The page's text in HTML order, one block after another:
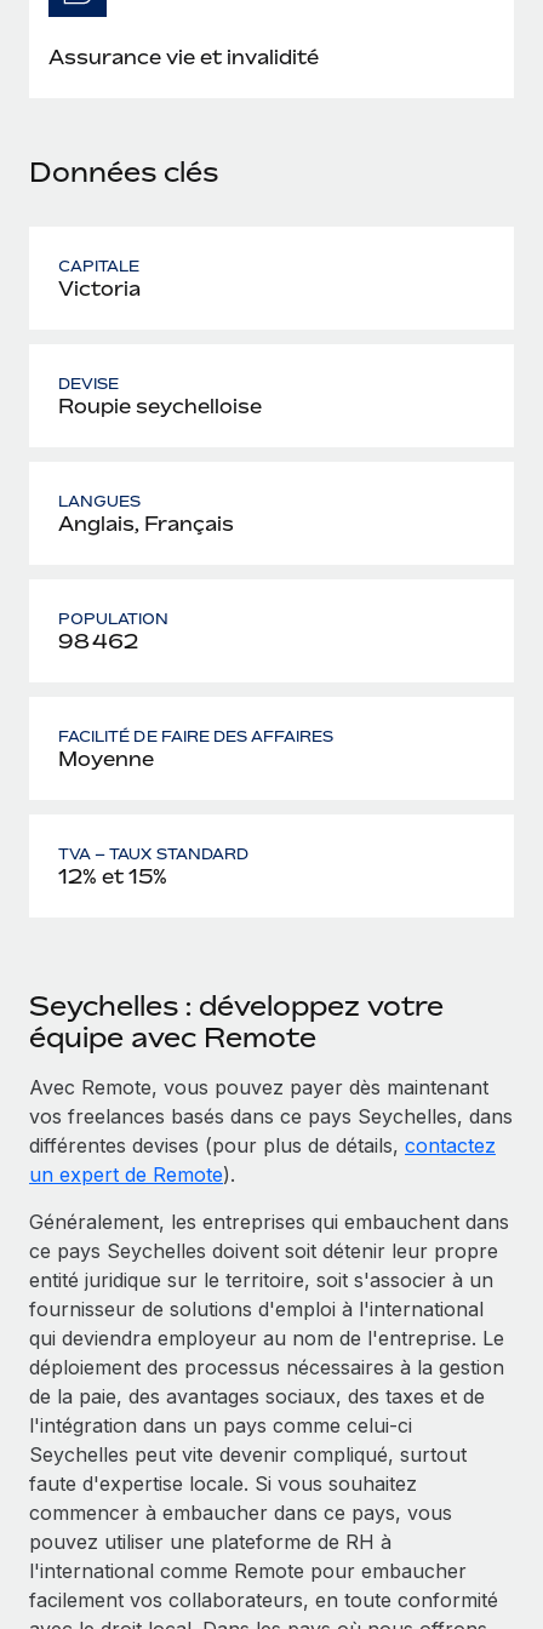
En savoir plus
Assurance vie et invalidité
Données clés
CAPITALE
Victoria
DEVISE
Roupie seychelloise
LANGUES
Anglais, Français
POPULATION
98 462
FACILITÉ DE FAIRE DES AFFAIRES
Moyenne
TVA – TAUX STANDARD
12% et 15%
Seychelles : développez votre
équipe avec Remote
Avec Remote, vous pouvez payer dès maintenant
vos freelances basés dans ce pays Seychelles, dans
différentes devises (pour plus de détails, contactez
un expert de Remote).
Généralement, les entreprises qui embauchent dans
ce pays Seychelles doivent soit détenir leur propre
entité juridique sur le territoire, soit s'associer à un
fournisseur de solutions d'emploi à l'international
qui deviendra employeur au nom de l'entreprise. Le
déploiement des processus nécessaires à la gestion
de la paie, des avantages sociaux, des taxes et de
l'intégration dans un pays comme celui-ci
Seychelles peut vite devenir compliqué, surtout
faute d'expertise locale. Si vous souhaitez
commencer à embaucher dans ce pays, vous
pouvez utiliser une plateforme de RH à
l'international comme Remote pour embaucher
facilement vos collaborateurs, en toute conformité